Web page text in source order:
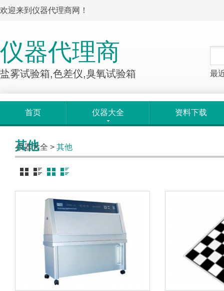
欢迎来到仪器代理商网！
仪器代理商
盐雾试验箱,色差仪,臭氧试验箱 最
首页 仪器大全 资料下载
仪器大全 > 其他
其他